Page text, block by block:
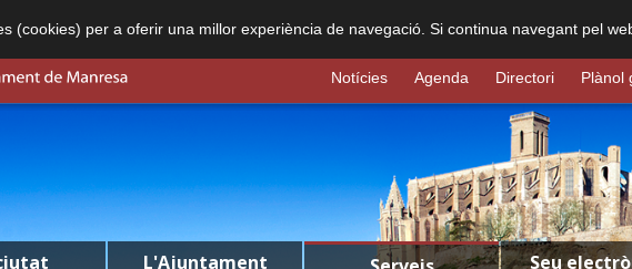
(cookies) per a oferir una millor experiència de navegació. Si continua navegant pel
Notícies Agenda Directori Plànol
L'Ajuntament Seu